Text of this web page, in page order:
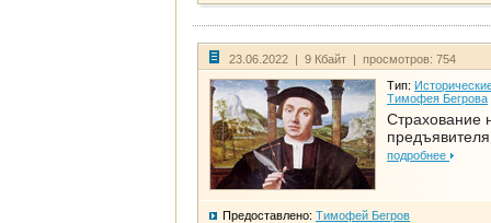
23.06.2022 | 9 Кбайт | просмотров: 754
Тип:
Тимофея Бегрова
Страхование
предъявителя
подробнее
Предоставлено: Тимофей Бегров